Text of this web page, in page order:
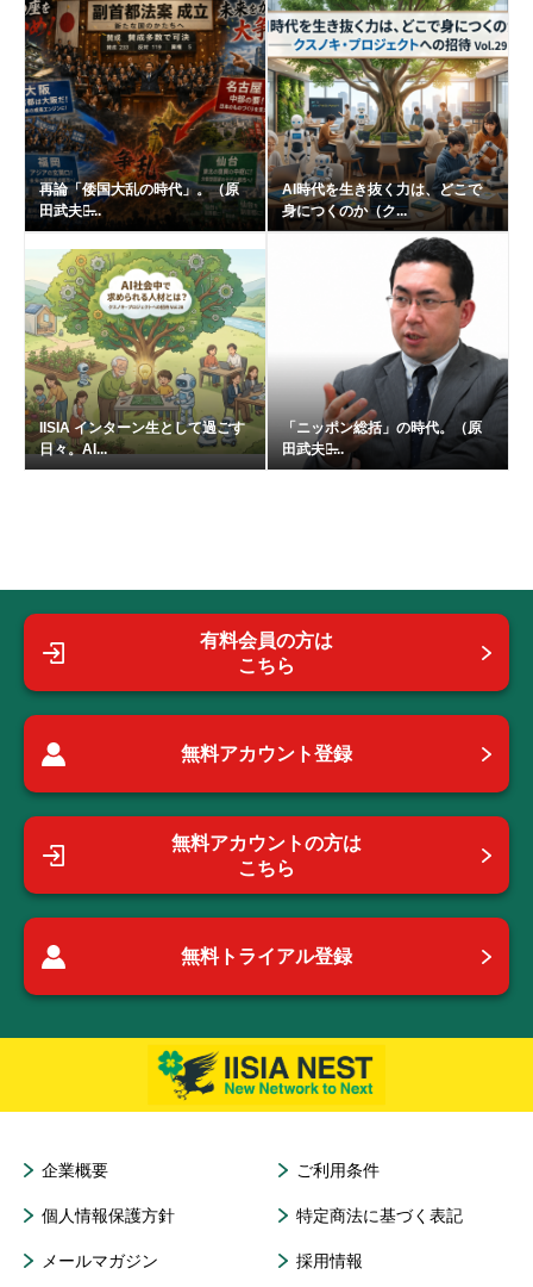
再論「倭国大乱の時代」。（原
田武夫の̶...
AI時代を生き抜く力は、どこで
身につくのか（ク...
IISIA インターン生として過ごす
日々。AI...
「ニッポン総括」の時代。（原
田武夫の̶...
有料会員の方は
こちら
無料アカウント登録
無料アカウントの方は
こちら
無料トライアル登録
企業概要 ご利用条件
個人情報保護方針 特定商法に基づく表記
メールマガジン 採用情報